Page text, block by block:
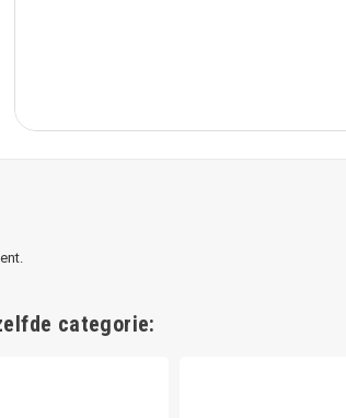
categorie: